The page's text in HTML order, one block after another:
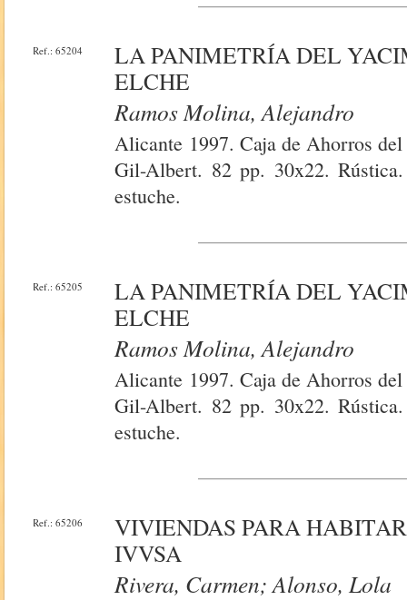
Ref.: 65204
LA PANIMETRÍA DEL
ELCHE
Ramos Molina, Alejandro
Alicante 1997. Caja de Ahorros
Gil-Albert. 82 pp. 30x22.
estuche.
Ref.: 65205
LA PANIMETRÍA DEL
ELCHE
Ramos Molina, Alejandro
Alicante 1997. Caja de Ahorros
Gil-Albert. 82 pp. 30x22.
estuche.
Ref.: 65206
VIVIENDAS PARA
IVVSA
Rivera, Carmen; Alonso, Lola